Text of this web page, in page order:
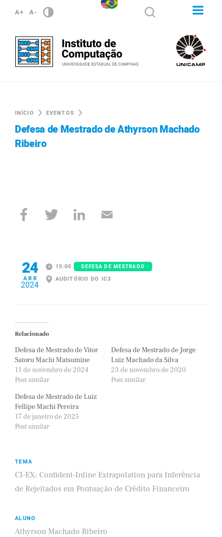
A+ A-
INÍCIO EVENTOS
Defesa de Mestrado de Athyrson Machado
Ribeiro
24
ABR
2024
15:00 DEFESA DE MESTRADO
AUDITÓRIO DO IC3
Relacionado
Defesa de Mestrado de Vitor
Satoru Machi Matsumine
11 de novembro de 2024
Post similar
Defesa de Mestrado de Jorge
Luiz Machado da Silva
23 de novembro de 2020
Post similar
Defesa de Mestrado de Luiz
Fellipe Machi Pereira
17 de janeiro de 2025
Post similar
TEMA
CI-EX: Confident-Inline Extrapolation para Inferência
de Rejeitados em Pontuação de Crédito Financeiro
ALUNO
Athyrson Machado Ribeiro